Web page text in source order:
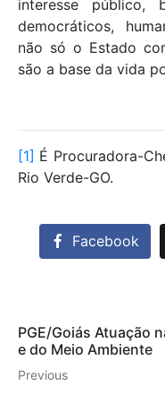
interesse público,
democráticos,
não só o Estado
são a base da vida
[1] É Procuradora-
Rio Verde-GO.
Facebook
PGE/Goiás Atuação
e do Meio Ambiente
Previous